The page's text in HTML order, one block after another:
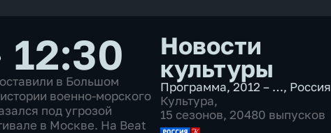
12:30
в Большом
военно-морского
под угрозой
в Москве. На Beat
Новости
культуры
Программа,2012 – …, Россия
Культура,
15 сезонов, 20480 выпусков